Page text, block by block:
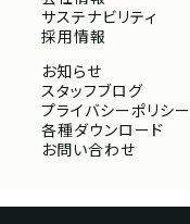
サステナビリティ
採用情報
お知らせ
スタッフブログ
プライバシーポリシー
各種ダウンロード
お問い合わせ